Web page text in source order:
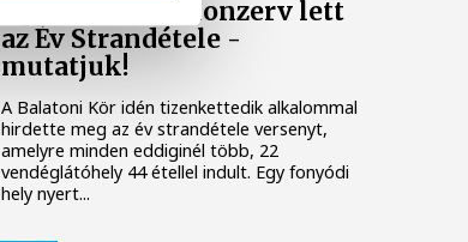
Egy furcsa halkonzerv lett
az Év Strandétele -
mutatjuk!
A Balatoni Kör idén tizenkettedik alkalommal
hirdette meg az év strandétele versenyt,
amelyre minden eddiginél több, 22
vendéglátóhely 44 étellel indult. Egy fonyódi
hely nyert...